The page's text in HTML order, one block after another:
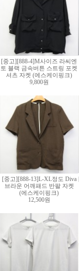
[중고][888-4]M사이즈 라씨엔
토 블랙 금속버튼 스트링 포켓
셔츠 자켓 (에스케이핑크)
9,800원
[중고][888-13]L-XL정도 Diva
브라운 어깨패드 반팔 자켓
(에스케이핑크)
12,500원